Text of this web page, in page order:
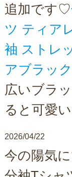
追加です♡
ツ ティア
袖 ストレ
アブラック
広いブラ
ると可愛
2026/04/22
今の陽気